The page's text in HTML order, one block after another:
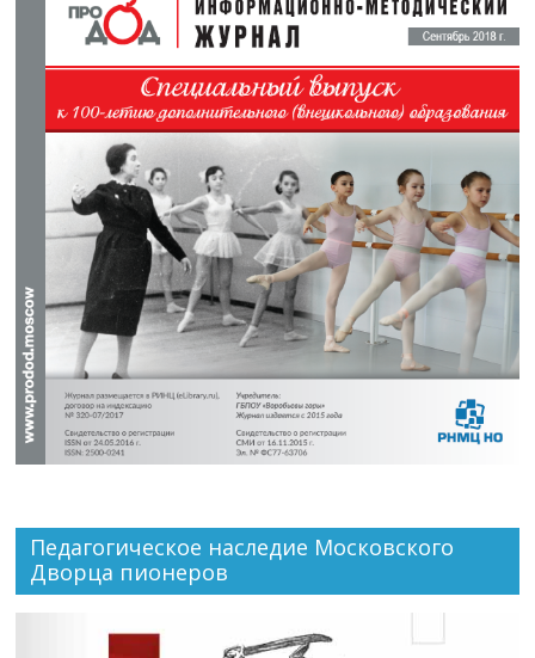
Педагогическое наследие Московского
Дворца пионеров